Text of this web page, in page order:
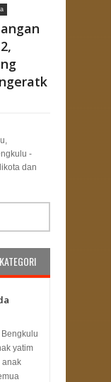
Kehadiran Bang Hans
-
dan
KATEGORI
yatim
anak